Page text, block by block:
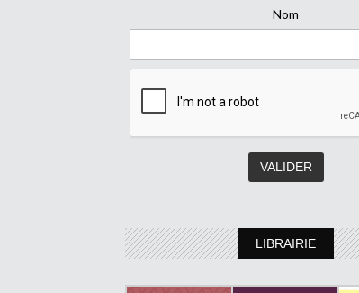
Nom
LIBRAIRIE